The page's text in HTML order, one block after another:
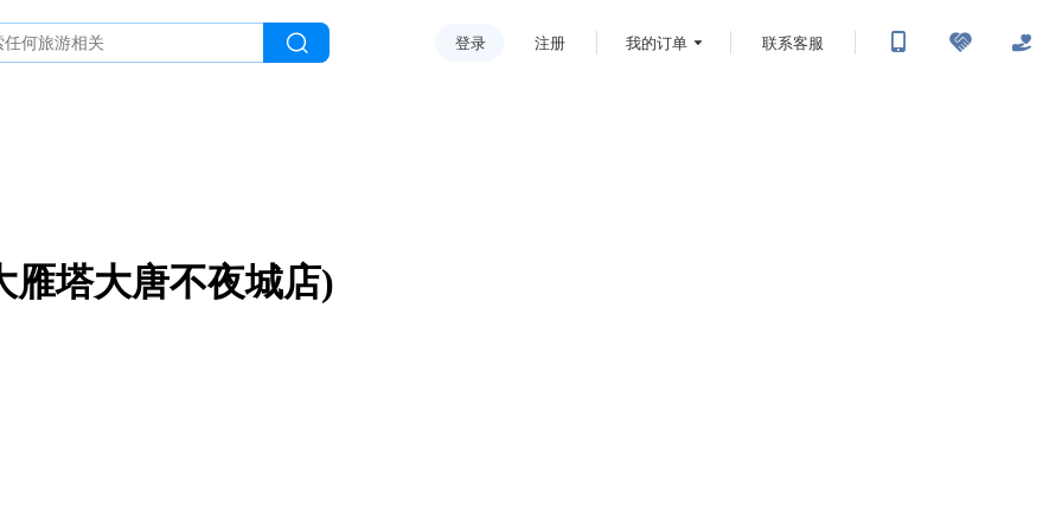
登录 注册 我的订单 联系客服
雁塔大唐不夜城店)